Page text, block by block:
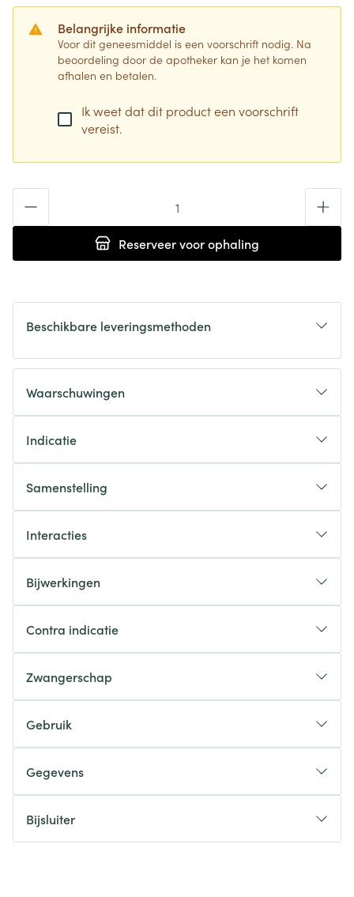
Belangrijke informatie
Voor dit geneesmiddel is een voorschrift nodig. Na
beoordeling door de apotheker kan je het komen
afhalen en betalen.
Ik weet dat dit product een voorschrift
vereist.
Reserveervoor ophaling
Beschikbare leveringsmethoden
Waarschuwingen
Indicatie
Samenstelling
Interacties
Bijwerkingen
Contra indicatie
Zwangerschap
Gebruik
Gegevens
Bijsluiter